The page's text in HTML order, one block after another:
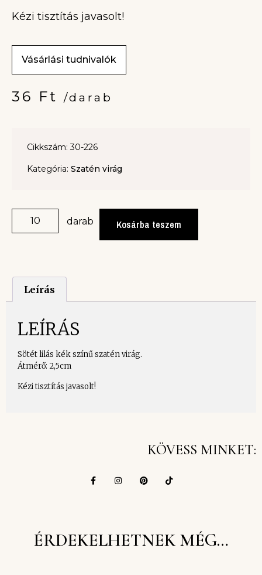
Kézi tisztítás javasolt!
Vásárlási tudnivalók
36 Ft /darab
Cikkszám: 30-226
Kategória: Szatén virág
darab Kosárba teszem
Leírás
LEÍRÁS
Sötét lilás kék színű szatén virág.
Átmérő: 2,5cm
Kézi tisztítás javasolt!
KÖVESS MINKET:
ÉRDEKELHETNEK MÉG…